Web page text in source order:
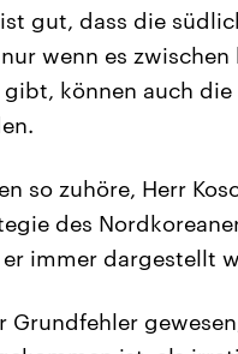
gut, dass die
wenn es
können auch
so zuhöre, Herr
des
immer dargestellt
Grundfehler